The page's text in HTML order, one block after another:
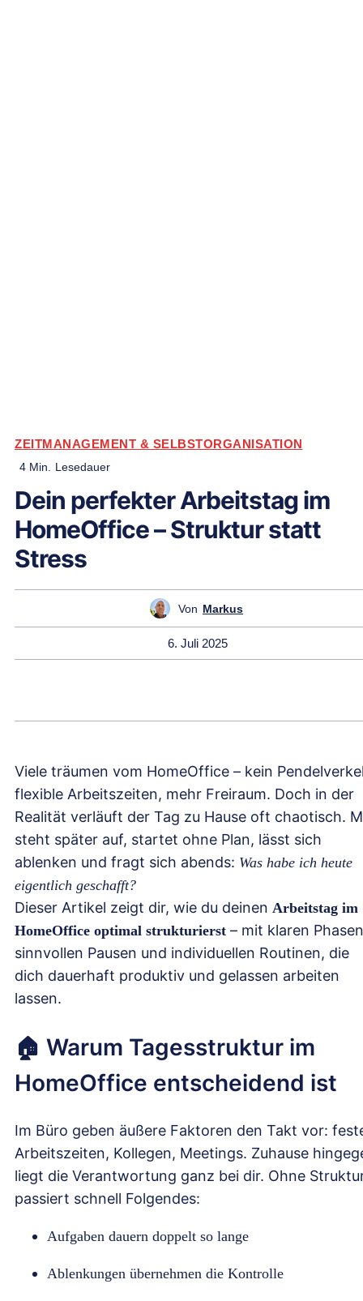
ZEITMANAGEMENT & SELBSTORGANISATION
4 Min. Lesedauer
Dein perfekter Arbeitstag im
HomeOffice – Struktur statt
Stress
Von Markus
6. Juli 2025
Viele träumen vom HomeOffice – kein
flexible Arbeitszeiten, mehr Freiraum. Doch in der
Realität verläuft der Tag zu Hause oft chaotisch.
steht später auf, startet ohne Plan, lässt sich
ablenken und fragt sich abends: Was habe ich heute
eigentlich geschafft?
Dieser Artikel zeigt dir, wie du deinen Arbeitstag im
HomeOffice optimal strukturierst – mit klaren
sinnvollen Pausen und individuellen Routinen, die
dich dauerhaft produktiv und gelassen arbeiten
lassen.
🏠 Warum Tagesstruktur im
HomeOffice entscheidend ist
Im Büro geben äußere Faktoren den Takt vor:
Arbeitszeiten, Kollegen, Meetings. Zuhause
liegt die Verantwortung ganz bei dir. Ohne
passiert schnell Folgendes:
Aufgaben dauern doppelt so lange
Ablenkungen übernehmen die Kontrolle